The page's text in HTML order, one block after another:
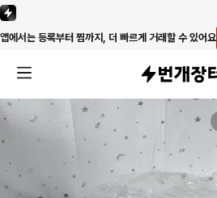
앱에서는 등록부터 찜까지, 더 빠르게 거래할 수 있어요